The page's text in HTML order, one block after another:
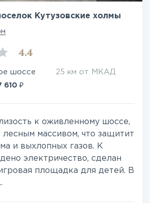
Кутузовские холмы
4.4
шоссе 25 км от МКАД
610 ₽
к оживленному шоссе,
лесным массивом, что защитит
и выхлопных газов. К
электричество, сделан
площадка для детей. В